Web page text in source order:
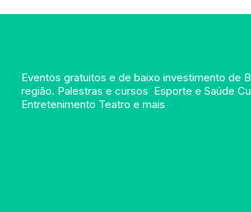
Eventos gratuitos e de baixo investimento de
região. Palestras e cursos Esporte e Saúde
Entretenimento Teatro e mais